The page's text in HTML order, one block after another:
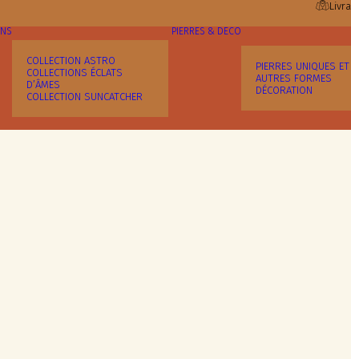
COLLECTION ASTRO
COLLECTIONS ÉCLATS
D’ÂMES
COLLECTION SUNCATCHER
PIERRES & DÉCO
PIERRES UNIQUES ET
AUTRES FORMES
DÉCORATION